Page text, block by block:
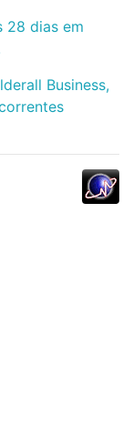
28 dias em
Business,